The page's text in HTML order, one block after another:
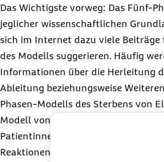
Das Wichtigste vorweg: Das Fünf-
jeglicher wissenschaftlichen
sich im Internet dazu viele
des Modells suggerieren. Häufig
Informationen über die Herleitung
Ableitung beziehungsweise
Phasen-Modells des Sterbens von
Modell von Kübler-Ross basiert auf
Patientinnen und Patienten und
Reaktionen auf den bevorstehenden